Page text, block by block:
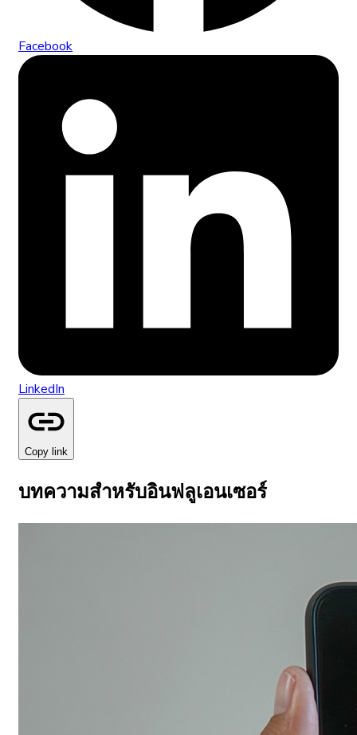
Facebook
LinkedIn
Copy link
บทความสำหรับอินฟลูเอนเซอร์